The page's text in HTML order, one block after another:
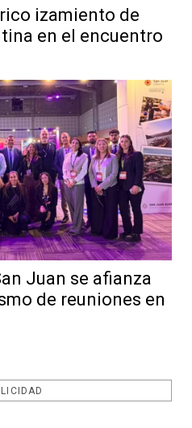
izamiento de
en el encuentro
Juan se afianza
de reuniones en